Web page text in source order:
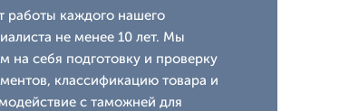
работы каждого нашего
не менее 10 лет. Мы
на себя подготовку и проверку
классификацию товара и
с таможней для